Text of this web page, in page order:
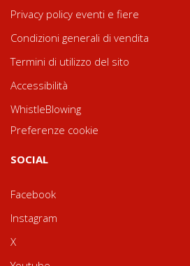
Privacy policy eventi e fiere
Condizioni generali di vendita
Termini di utilizzo del sito
Accessibilità
WhistleBlowing
Preferenze cookie
SOCIAL
Facebook
Instagram
X